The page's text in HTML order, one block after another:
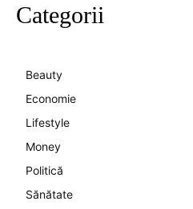
Categorii
Beauty
Economie
Lifestyle
Money
Politică
Sănătate